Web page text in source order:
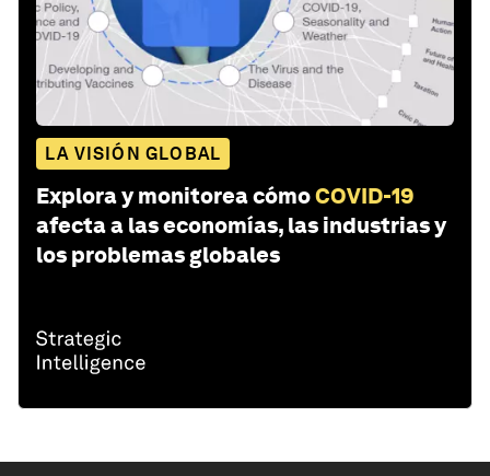
LA VISIÓN GLOBAL
Explora y monitorea cómoCOVID-19
afecta a las economías, las industrias y
los problemas globales